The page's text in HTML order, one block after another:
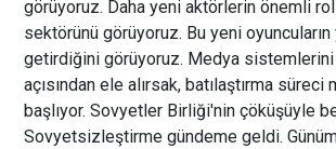
görüyoruz. Daha yeni aktörlerin önemli rol
sektörünü görüyoruz. Bu yeni
getirdiğini görüyoruz. Medya
açısından ele alırsak, batılaştırma süreci
başlıyor. Sovyetler Birliği'nin çöküşüyle
Sovyetsizleştirme gündeme geldi.